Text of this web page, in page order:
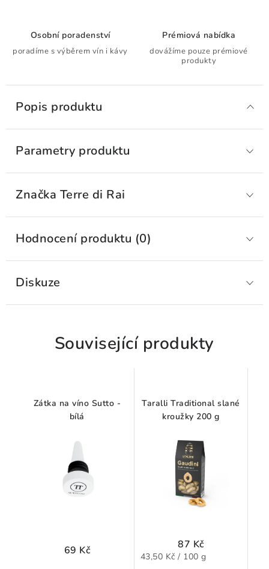
Osobní poradenství
poradíme s výběrem vín i kávy
Prémiová nabídka
dovážíme pouze prémiové
produkty
Popis produktu
Parametry produktu
Značka Terre di Rai
Hodnocení produktu (0)
Diskuze
Související produkty
Zátka na víno Sutto -
bílá
69 Kč
Taralli Traditional slané
kroužky 200 g
87 Kč
Měrná
43,50 Kč / 100 g